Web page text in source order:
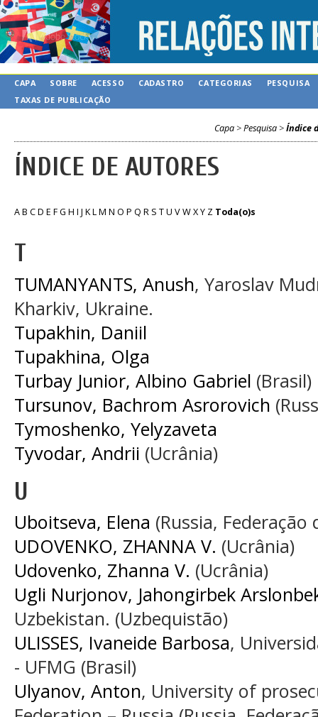
CAPA SOBRE ACESSO CADASTRO CATEGORIAS
PESQUISA
TAXAS DE PUBLICAÇÃO
Capa>Pesquisa>Índice
ÍNDICE DE AUTORES
AB CD E FG H I J KLM N O P Q R S TU VWXY Z Toda(o)s
T
TUMANYANTS, Anush, Yaroslav
Kharkiv, Ukraine.
Tupakhin, Daniil
Tupakhina, Olga
Turbay Junior, Albino Gabriel (Brasil)
Tursunov, Bachrom Asrorovich
Tymoshenko, Yelyzaveta
Tyvodar, Andrii (Ucrânia)
U
Uboitseva, Elena (Russia, Federação
UDOVENKO, ZHАNNА V. (Ucrânia)
Udovenko, Zhаnnа V. (Ucrânia)
Ugli Nurjonov, Jahongirbek
Uzbekistan. (Uzbequistão)
ULISSES, Ivaneide Barbosa,
- UFMG (Brasil)
Ulyanov, Anton, University of